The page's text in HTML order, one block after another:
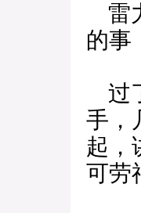
雷
的事
过
手，
起，
可劳